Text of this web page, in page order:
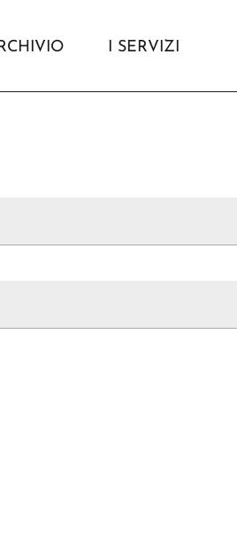
I SERVIZI